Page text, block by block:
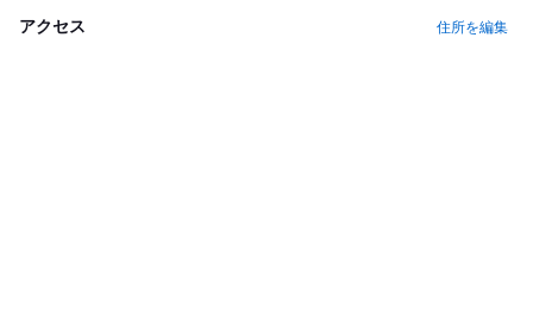
アクセス 住所を編集